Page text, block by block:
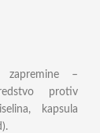
zapremine –
protiv
kapsula